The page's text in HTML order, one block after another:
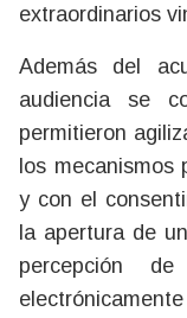
extraordinarios
Además del
audiencia se
permitieron
los mecanismos
y con el
la apertura de
percepción